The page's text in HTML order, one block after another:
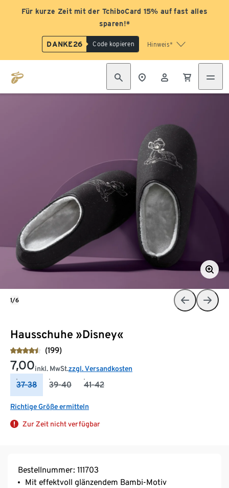
Für kurze Zeit mit der TchiboCard 15% auf fast alles
sparen!*
DANKE26 Code kopieren Hinweis*
Hausschuhe »Disney«
(199)
7,00inkl. MwSt.zzgl. Versandkosten
37-38 39-40 41-42
Richtige Größe ermitteln
Zur Zeit nicht verfügbar
1/6
Bestellnummer: 111703
Mit effektvoll glänzendem Bambi-Motiv